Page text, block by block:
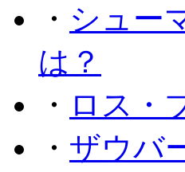
・ シュー
は？
・ ロス・
・ ザウバ